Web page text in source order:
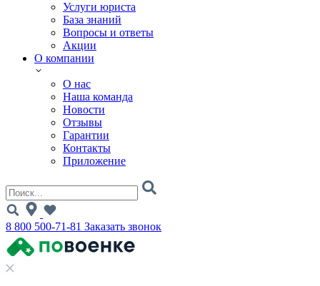
Услуги юриста
База знаний
Вопросы и ответы
Акции
О компании
О нас
Наша команда
Новости
Отзывы
Гарантии
Контакты
Приложение
8 800 500-71-81 Заказать звонок